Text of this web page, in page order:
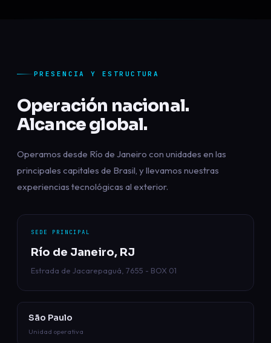
PRESENCIA Y ESTRUCTURA
Operación nacional.
Alcance global.
Operamos desde Río de Janeiro con unidades en las
principales capitales de Brasil, y llevamos nuestras
experiencias tecnológicas al exterior.
SEDE PRINCIPAL
Río de Janeiro, RJ
Estrada de Jacarepaguá, 7655 - BOX 01
São Paulo
Unidad operativa